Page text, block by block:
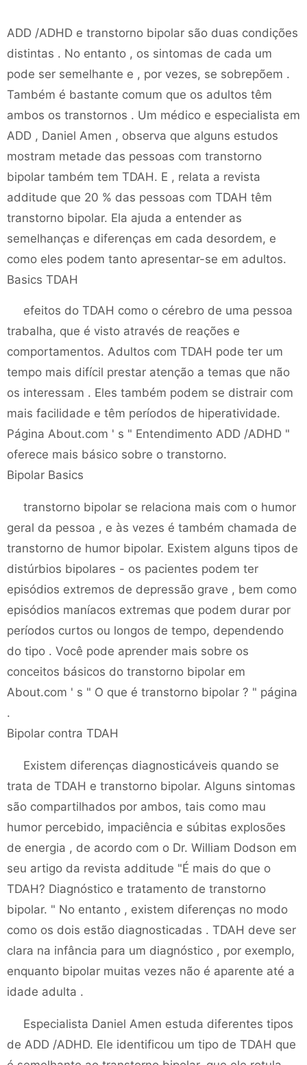
ADD /ADHD e transtorno bipolar são duas condições
distintas . No entanto , os sintomas de cada um
pode ser semelhante e , por vezes, se sobrepõem .
Também é bastante comum que os adultos têm
ambos os transtornos . Um médico e especialista em
ADD , Daniel Amen , observa que alguns estudos
mostram metade das pessoas com transtorno
bipolar também tem TDAH. E , relata a revista
additude que 20 % das pessoas com TDAH têm
transtorno bipolar. Ela ajuda a entender as
semelhanças e diferenças em cada desordem, e
como eles podem tanto apresentar-se em adultos.
Basics TDAH
efeitos do TDAH como o cérebro de uma pessoa
trabalha, que é visto através de reações e
comportamentos. Adultos com TDAH pode ter um
tempo mais difícil prestar atenção a temas que não
os interessam . Eles também podem se distrair com
mais facilidade e têm períodos de hiperatividade.
Página About.com ' s " Entendimento ADD /ADHD "
oferece mais básico sobre o transtorno.
Bipolar Basics
transtorno bipolar se relaciona mais com o humor
geral da pessoa , e às vezes é também chamada de
transtorno de humor bipolar. Existem alguns tipos de
distúrbios bipolares - os pacientes podem ter
episódios extremos de depressão grave , bem como
episódios maníacos extremas que podem durar por
períodos curtos ou longos de tempo, dependendo
do tipo . Você pode aprender mais sobre os
conceitos básicos do transtorno bipolar em
About.com ' s " O que é transtorno bipolar ? " página
.
Bipolar contra TDAH
Existem diferenças diagnosticáveis ​​quando se
trata de TDAH e transtorno bipolar. Alguns sintomas
são compartilhados por ambos, tais como mau
humor percebido, impaciência e súbitas explosões
de energia , de acordo com o Dr. William Dodson em
seu artigo da revista additude "É mais do que o
TDAH? Diagnóstico e tratamento de transtorno
bipolar. " No entanto , existem diferenças no modo
como os dois estão diagnosticadas . TDAH deve ser
clara na infância para um diagnóstico , por exemplo,
enquanto bipolar muitas vezes não é aparente até a
idade adulta .
Especialista Daniel Amen estuda diferentes tipos
de ADD /ADHD. Ele identificou um tipo de TDAH que